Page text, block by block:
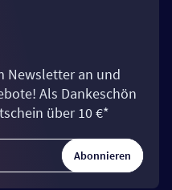
Newsletter an und
Als Dankeschön
über 10 €*
Abonnieren